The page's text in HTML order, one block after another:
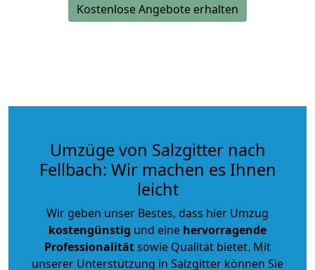
Kostenlose Angebote erhalten
Umzüge von Salzgitter nach
Fellbach: Wir machen es Ihnen
leicht
Wir geben unser Bestes, dass hier Umzug
kostengünstig und eine hervorragende
Professionalitätsowie Qualität bietet. Mit
unserer Unterstützung in Salzgitter können Sie